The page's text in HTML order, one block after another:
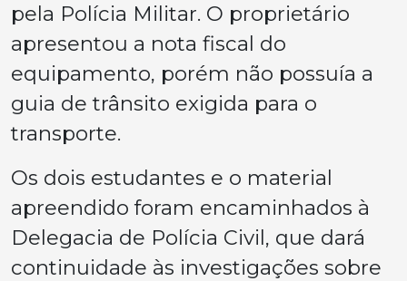
pela Polícia Militar. O proprietário
apresentou a nota fiscal do
equipamento, porém não possuía a
guia de trânsito exigida para o
transporte.
Os dois estudantes e o material
apreendido foram encaminhados à
Delegacia de Polícia Civil, que dará
continuidade às investigações sobre